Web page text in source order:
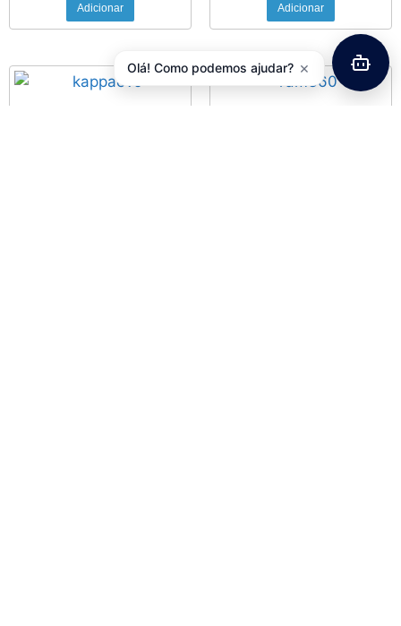
Adicionar Adicionar
Olá! Como podemos ajudar? ×